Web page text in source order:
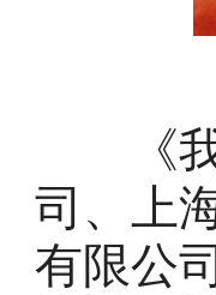
《我
司、上
有限公